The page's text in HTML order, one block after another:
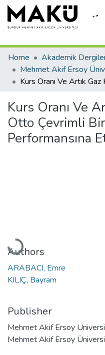
Home
Akademik
Kurs Oranı Ve
Otto Çevrimli
Performansına
Loading...
Authors
ARABACI, Emre
KILIÇ, Bayram
Publisher
Mehmet Akif Ersoy
Mehmet Akif Ersoy